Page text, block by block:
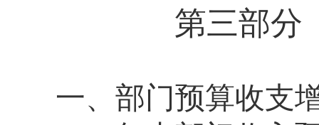
第三部分
一、 部门预算收支